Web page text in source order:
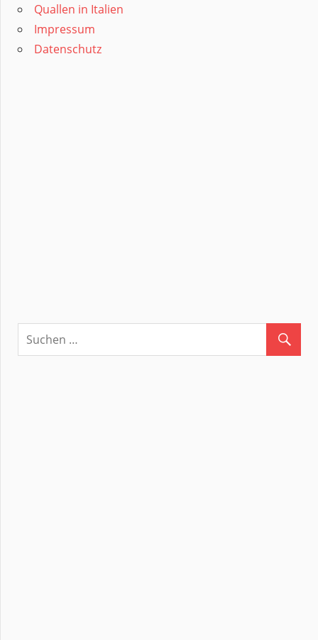
Quallen in Italien
Impressum
Datenschutz